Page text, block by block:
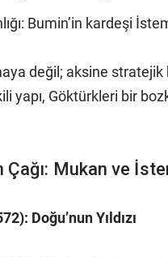
Bumin’in kardeşi
değil; aksine stratejik
yapı, Göktürkleri bir
Çağı: Mukan ve
Doğu’nun Yıldızı